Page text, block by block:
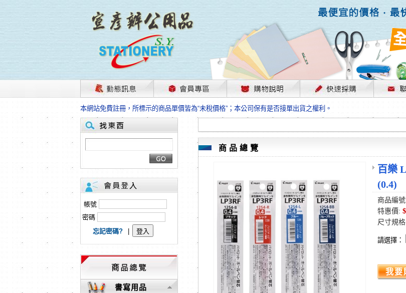
茲因國際情勢變化石油及塑化原物料波動漲幅甚大，部份上游供應商已採取封盤及暫停出貨因應，故本公司價格
本網站免費註冊，所標示的商品單價皆為“未稅價格”；本公司保有是否接單出貨之權利。
HP、EPSON、CANON原廠耗材價格浮動，下單前請先跟客服人員確認最新單價！
本網站免費註冊，所標示的商品單價皆為“未稅價格”；本公司保有是否接單出貨之權利。
匯款客戶請注意！因商品繁複來不及發現短缺，遂待客服人員跟您確認訂單無誤時再行匯款，避免後緒問題的衍
本網站免費註冊，所標示的商品單價皆為“未稅價格”；本公司保有是否接單出貨之權利。
茲因國際情勢變化石油及塑化原物料波動漲幅甚大，部份上游供應商已採取封盤及暫停出貨因應，故本公司價格
本網站免費註冊，所標示的商品單價皆為“未稅價格”；本公司保有是否接單出貨之權利。
HP、EPSON、CANON原廠耗材價格浮動，下單前請先跟客服人員確認最新單價！
本網站免費註冊，所標示的商品單價皆為“未稅價格”；本公司保有是否接單出貨之權利。
匯款客戶請注意！因商品繁複來不及發現短缺，遂待客服人員跟您確認訂單無誤時再行匯款，避免後緒問題的衍
本網站免費註冊，所標示的商品單價皆為“未稅價格”；本公司保有是否接單出貨之權利。
帳號
密碼
忘記密碼?
書寫用品
商品總覽
百樂
(0.4)
商品編
特惠價:
尺寸規
請選擇：
我要